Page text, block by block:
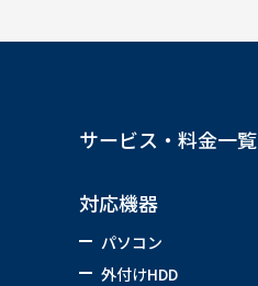
サービス・料金一覧
対応機器
パソコン
外付けHDD